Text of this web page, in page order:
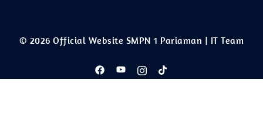
© 2026 Official Website SMPN 1 Pariaman | IT Team